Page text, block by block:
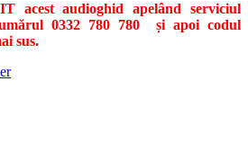
acest audioghid apelând serviciul
0332 780 780 și apoi codul
sus.